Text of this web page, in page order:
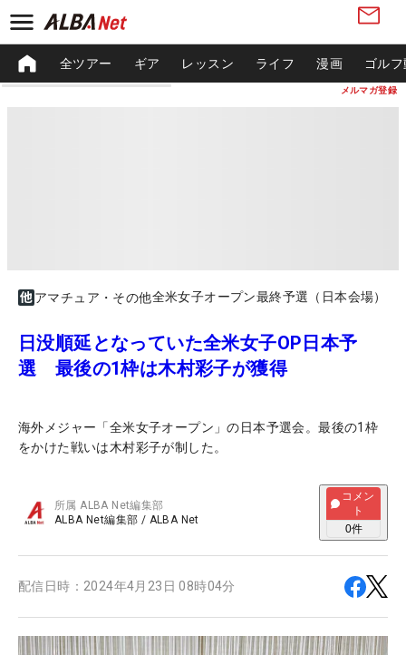
メルマガ登録
全ツアー ギア レッスン ライフ 漫画 ゴル
アマチュア・その他全米女子オープン最終予選（日本会場）
日没順延となっていた全米女子OP日本予
選 最後の1枠は木村彩子が獲得
海外メジャー「全米女子オープン」の日本予選会。最後の1枠
をかけた戦いは木村彩子が制した。
所属ALBA Net編集部
ALBA Net編集部 / ALBA Net
コメン
ト
0件
配信日時： 2024年4月23日 08時04分